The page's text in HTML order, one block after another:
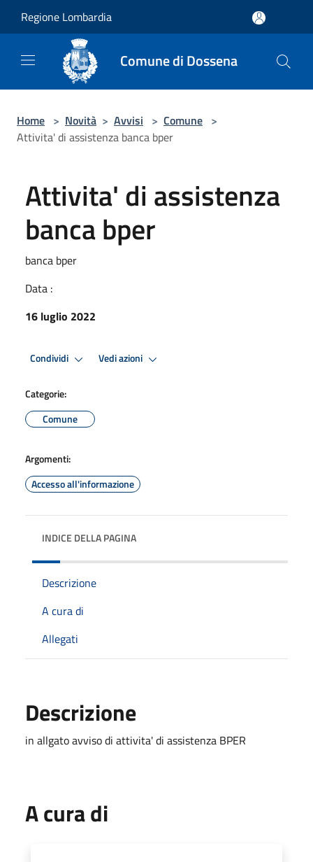
Regione Lombardia
Comune di Dossena
Home > Novità > Avvisi > Comune >
Attivita' di assistenza banca bper
Attivita' di assistenza
banca bper
banca bper
Data :
16 luglio 2022
Condividi Vedi azioni
Categorie:
Comune
Argomenti:
Accesso all'informazione
INDICE DELLA PAGINA
Descrizione
A cura di
Allegati
Descrizione
in allgato avviso di attivita' di assistenza BPER
A cura di